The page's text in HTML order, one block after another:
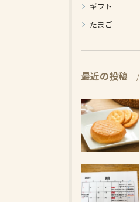
ギフト
たまご
最近の投稿